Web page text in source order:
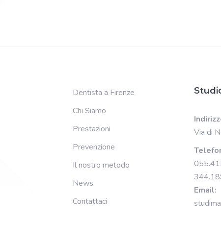
Dentista a Firenze
Chi Siamo
Prestazioni
Prevenzione
Il nostro metodo
News
Contattaci
Via di
Email: